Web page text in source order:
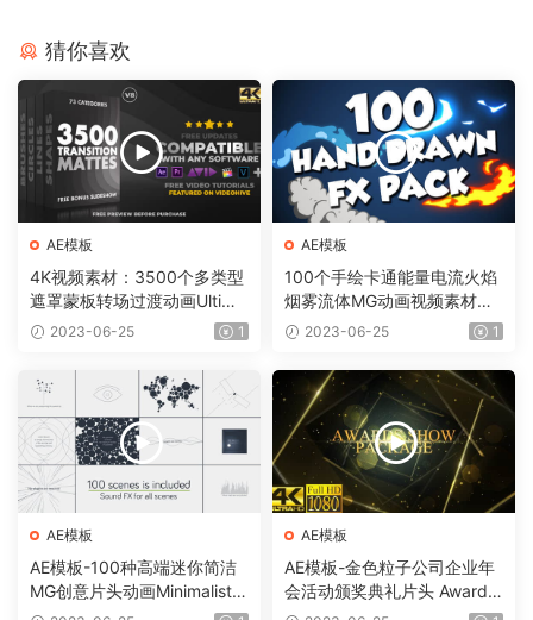
猜你喜欢
AE模板
4K视频素材：3500个多类型
遮罩蒙板转场过渡动画Ultima
te Transition Mattes Pack v
2023-06-25 1
AE模板
100个手绘卡通能量电流火焰
烟雾流体MG动画视频素材
（含AE模板工程）有透明通
2023-06-25 1
AE模板
AE模板-100种高端迷你简洁
MG创意片头动画Minimalistic
Presentation Pack
AE模板
AE模板-金色粒子公司企业年
会活动颁奖典礼片头 Awards
Show Pack